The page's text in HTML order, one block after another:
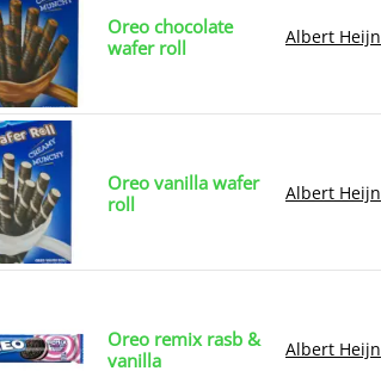
Oreo chocolate
wafer roll
Albert Heijn
Oreo vanilla wafer
roll
Albert Heijn
Oreo remix rasb &
vanilla
Albert Heijn